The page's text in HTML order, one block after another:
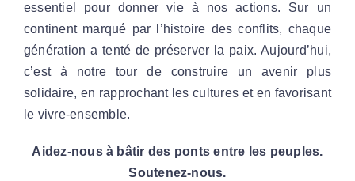
essentiel pour donner vie à nos actions. Sur un
continent marqué par l’histoire des conflits, chaque
génération a tenté de préserver la paix. Aujourd’hui,
c’est à notre tour de construire un avenir plus
solidaire, en rapprochant les cultures et en favorisant
le vivre-ensemble.
Aidez-nous à bâtir des ponts entre les peuples.
Soutenez-nous.